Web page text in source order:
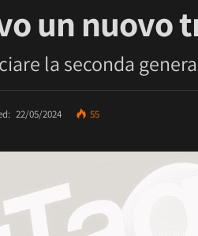
un nuovo
la seconda
22/05/2024 55